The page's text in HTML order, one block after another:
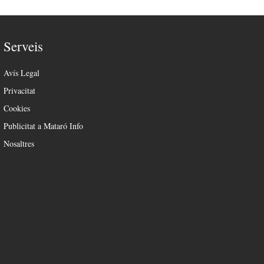
Serveis
Avís Legal
Privacitat
Cookies
Publicitat a Mataró Info
Nosaltres